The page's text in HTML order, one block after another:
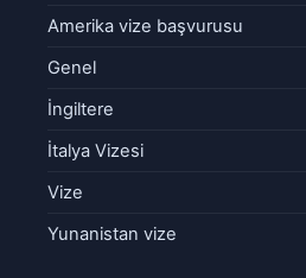
Amerika vize başvurusu
Genel
İngiltere
İtalya Vizesi
Vize
Yunanistan vize